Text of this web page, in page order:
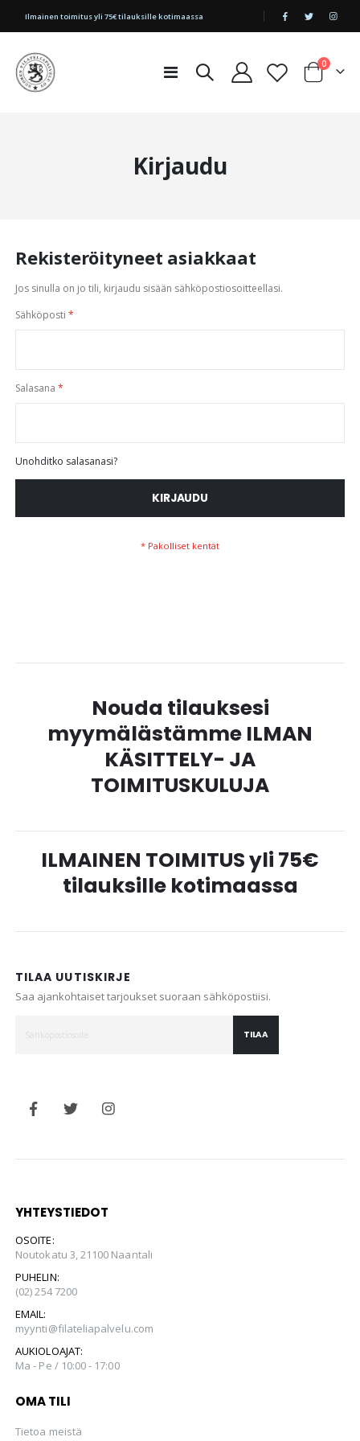
|
Ilmainen toimitus yli 75€ tilauksille kotimaassa
Toggle
Cart
0tuotetta
Kirjaudu
Rekisteröityneet asiakkaat
Jos sinulla on jo tili, kirjaudu sisään sähköpostiosoitteellasi.
Sähköposti
Salasana
Unohditko salasanasi?
KIRJAUDU
Nouda tilauksesi
myymälästämme ILMAN
KÄSITTELY- JA
TOIMITUSKULUJA
ILMAINEN TOIMITUS yli 75€
tilauksille kotimaassa
TILAA UUTISKIRJE
Saa ajankohtaiset tarjoukset suoraan sähköpostiisi.
TILAA
YHTEYSTIEDOT
OSOITE:
Noutokatu 3, 21100 Naantali
PUHELIN:
(02) 254 7200
EMAIL:
myynti@filateliapalvelu.com
AUKIOLOAJAT:
Ma - Pe / 10:00 - 17:00
OMA TILI
Tietoa meistä